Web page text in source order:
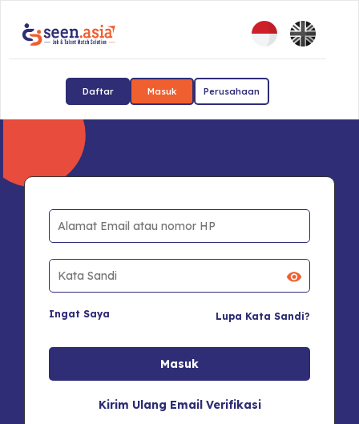
Daftar Masuk Perusahaan
Ingat Saya Lupa Kata Sandi?
Kirim Ulang Email Verifikasi